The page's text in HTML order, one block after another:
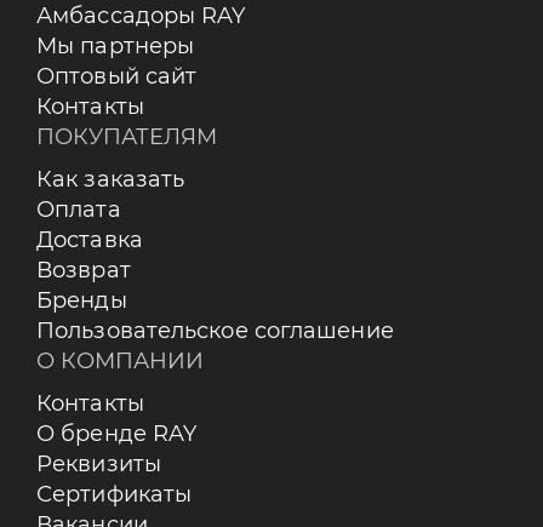
Амбассадоры RAY
Мы партнеры
Оптовый сайт
Контакты
ПОКУПАТЕЛЯМ
Как заказать
Оплата
Доставка
Возврат
Бренды
Пользовательское соглашение
О КОМПАНИИ
Контакты
О бренде RAY
Реквизиты
Сертификаты